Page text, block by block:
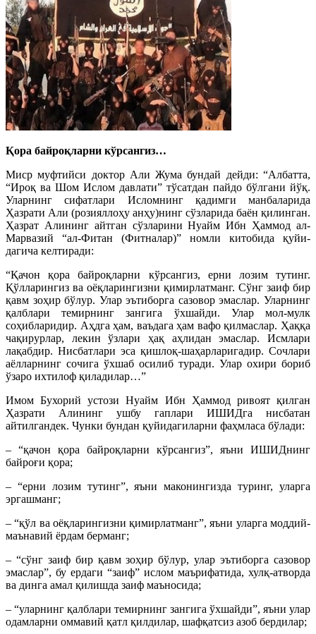
Қора байроқларни кўрсангиз…
Миср муфтийси доктор Али Жума бундай дейди: “Албатта,
“Ироқ ва Шом Ислом давлати” тўсатдан пайдо бўлгани йўқ.
Уларнинг сифатлари Исломнинг қадимги манбаларида
Ҳазрати Али (розияллоҳу анҳу)нинг сўзларида баён қилинган.
Ҳазрат Алининг айтган сўзларини Нуайм Ибн Ҳаммод ал-
Марвазий “ал-Фитан (Фитналар)” номли китобида қуйи­
дагича келтиради:
“Қачон қора байроқларни кўрсангиз, ерни лозим тутинг.
Қўлларингиз ва оёқларингизни қимирлатманг. Сўнг заиф бир
қавм зоҳир бўлур. Улар эътиборга сазовор эмаслар. Уларнинг
қалб­лари темирнинг зангига ўхшайди. Улар мол-мулк
соҳибларидир. Аҳдга ҳам, ваъдага ҳам вафо қилмаслар. Ҳаққа
чақирурлар, лекин ўзлари ҳақ аҳлидан эмаслар. Исмлари
лақабдир. Нисбатлари эса қиш­лоқ-шаҳарларигадир. Сочлари
аёлларнинг сочига ўхшаб осилиб туради. Улар охири бориб
ўзаро ихтилоф қиладилар…”
Имом Бухорий устози Нуайм Ибн Ҳаммод ривоят қилган
Ҳазрати Алининг ушбу гаплари ИШИДга нисбатан
айтилгандек. Чунки бундан қуйидагиларни фаҳмласа бўлади:
– “қачон қора байроқларни кўрсангиз”, яъни ИШИДнинг
байроғи қора;
– “ерни лозим тутинг”, яъни маконингизда туринг, уларга
эргашманг;
– “қўл ва оёқларингизни қимирлатманг”, яъни уларга моддий-
маънавий ёрдам берманг;
– “сўнг заиф бир қавм зоҳир бўлур, улар эътиборга сазовор
эмаслар”, бу ердаги “заиф” ислом маърифатида, хулқ-атворда
ва динга амал қилишда заиф маъносида;
– “уларнинг қалблари темирнинг зангига ўхшайди”, яъни улар
одамларни оммавий қатл қилдилар, шафқатсиз азоб бердилар;